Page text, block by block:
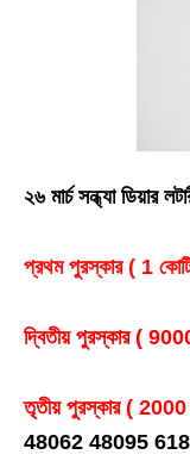
২৬ মার্চ সন্ধ্যা ডিয়ার
প্রথম পুরস্কার ( 1
দ্বিতীয় পুরস্কার (
তৃতীয় পুরস্কার ( 2000
48062 48095